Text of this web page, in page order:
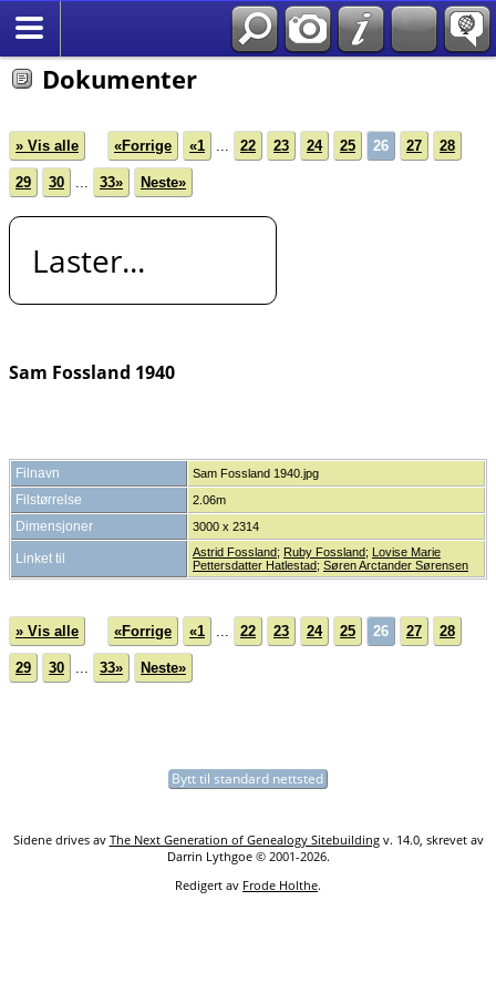
Dokumenter
» Vis alle «Forrige «1 ... 22 23 24 25 26 27 28
29 30 ... 33» Neste»
Laster...
Sam Fossland 1940
Filnavn Sam Fossland 1940.jpg
Filstørrelse 2.06m
Dimensjoner 3000 x 2314
Linket til Astrid Fossland; Ruby Fossland; Lovise Marie
Pettersdatter Hatlestad; Søren Arctander Sørensen
» Vis alle «Forrige «1 22 23 24 25 26 27 28
29 30 33» Neste»
Bytt til standard nettsted
Sidene drives av The Next Generation of Genealogy Sitebuildingv. 14.0, skrevet av
Darrin Lythgoe © 2001-2026.
Redigert av Frode Holthe.